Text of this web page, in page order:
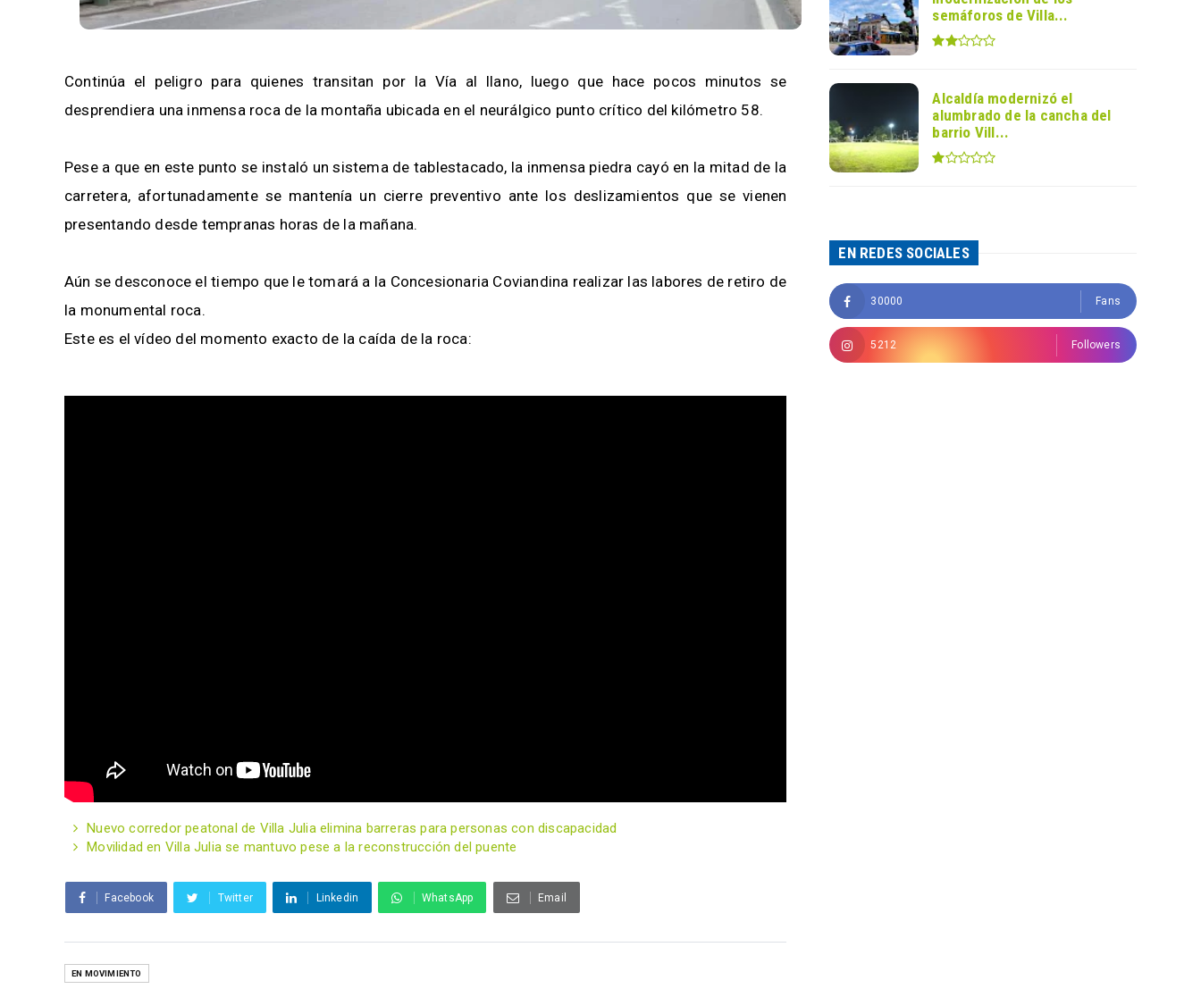
Continúa el peligro para quienes transitan por la Vía al llano, luego que hace pocos minutos se
desprendiera una inmensa roca de la montaña ubicada en el neurálgico punto crítico del kilómetro 58.
Pese a que en este punto se instaló un sistema de tablestacado, la inmensa piedra cayó en la mitad de la
carretera, afortunadamente se mantenía un cierre preventivo ante los deslizamientos que se vienen
presentando desde tempranas horas de la mañana.
Aún se desconoce el tiempo que le tomará a la Concesionaria Coviandina realizar las labores de retiro de
la monumental roca.
Este es el vídeo del momento exacto de la caída de la roca:
Nuevo corredor peatonal de Villa Julia elimina barreras para personas con discapacidad
Movilidad en Villa Julia se mantuvo pese a la reconstrucción del puente
Facebook Twitter Linkedin WhatsApp Email
EN MOVIMIENTO
semáforos de Villa...
Alcaldía modernizó el
alumbrado de la cancha del
barrio Vill...
EN REDES SOCIALES
30000 Fans
5212 Followers